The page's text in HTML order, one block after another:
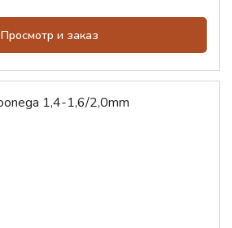
Просмотр и заказ